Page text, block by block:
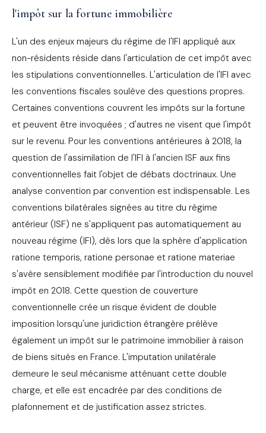
l'impôt sur la fortune immobilière
L'un des enjeux majeurs du régime de l'IFI appliqué aux
non-résidents réside dans l'articulation de cet impôt avec
les stipulations conventionnelles. L'articulation de l'IFI avec
les conventions fiscales soulève des questions propres.
Certaines conventions couvrent les impôts sur la fortune
et peuvent être invoquées ; d'autres ne visent que l'impôt
sur le revenu. Pour les conventions antérieures à 2018, la
question de l'assimilation de l'IFI à l'ancien ISF aux fins
conventionnelles fait l'objet de débats doctrinaux. Une
analyse convention par convention est indispensable. Les
conventions bilatérales signées au titre du régime
antérieur (ISF) ne s'appliquent pas automatiquement au
nouveau régime (IFI), dès lors que la sphère d'application
ratione temporis, ratione personae et ratione materiae
s'avère sensiblement modifiée par l'introduction du nouvel
impôt en 2018. Cette question de couverture
conventionnelle crée un risque évident de double
imposition lorsqu'une juridiction étrangère prélève
également un impôt sur le patrimoine immobilier à raison
de biens situés en France. L'imputation unilatérale
demeure le seul mécanisme atténuant cette double
charge, et elle est encadrée par des conditions de
plafonnement et de justification assez strictes.